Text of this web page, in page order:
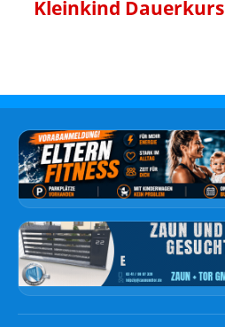
Kleinkind Dauerkurs